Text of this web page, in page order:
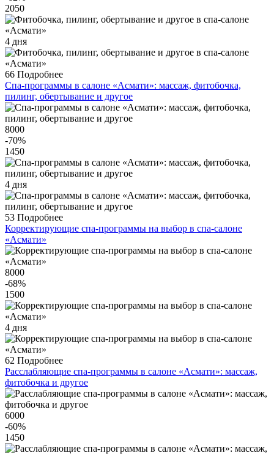
2050
4 дня
66 Подробнее
Спа-программы в салоне «Асмати»: массаж, фитобочка,
пилинг, обертывание и другое
8000
-70%
1450
4 дня
53 Подробнее
Корректирующие спа-программы на выбор в спа-салоне
«Асмати»
8000
-68%
1500
4 дня
62 Подробнее
Расслабляющие спа-программы в салоне «Асмати»: массаж,
фитобочка и другое
6000
-60%
1450